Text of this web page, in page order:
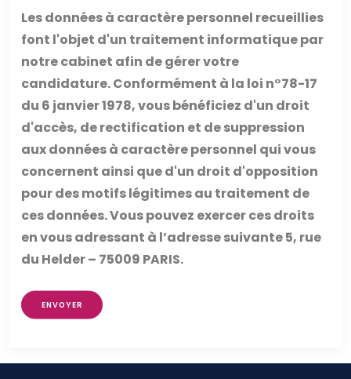
Les données à caractère personnel recueillies
font l'objet d'un traitement informatique par
notre cabinet afin de gérer votre
candidature. Conformément à la loi n°78-17
du 6 janvier 1978, vous bénéficiez d'un droit
d'accès, de rectification et de suppression
aux données à caractère personnel qui vous
concernent ainsi que d'un droit d'opposition
pour des motifs légitimes au traitement de
ces données. Vous pouvez exercer ces droits
en vous adressant à l’adresse suivante 5, rue
du Helder – 75009 PARIS.
ENVOYER